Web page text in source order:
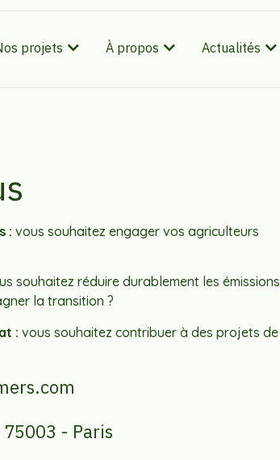
projets À propos Actualités
: vous souhaitez engager vos agriculteurs
souhaitez réduire durablement les émissions
la transition ?
: vous souhaitez contribuer à des projets de
- Paris